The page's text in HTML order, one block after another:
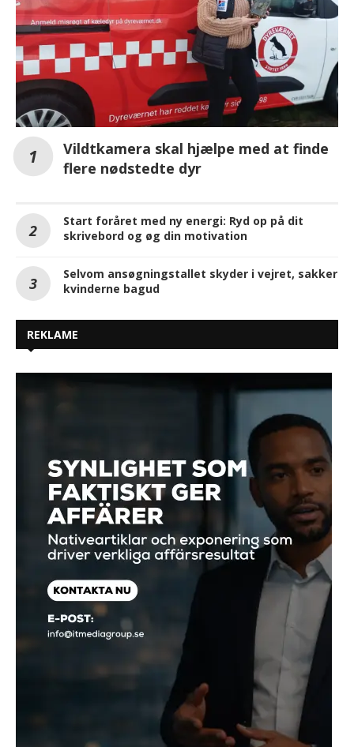
Vildtkamera skal hjælpe med at finde
flere nødstedte dyr
Start foråret med ny energi: Ryd op på dit
skrivebord og øg din motivation
Selvom ansøgningstallet skyder i vejret, sakker
kvinderne bagud
REKLAME